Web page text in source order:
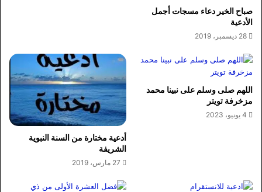
صباح الخير دعاء مسجات أجمل
الأدعية
28 ديسمبر، 2019
اللهم صلى وسلم على نبينا محمد
مزخرفة تويتر
4 يونيو، 2023
أدعية مختارة من السنة النبوية
الشريفة
27 مارس، 2019